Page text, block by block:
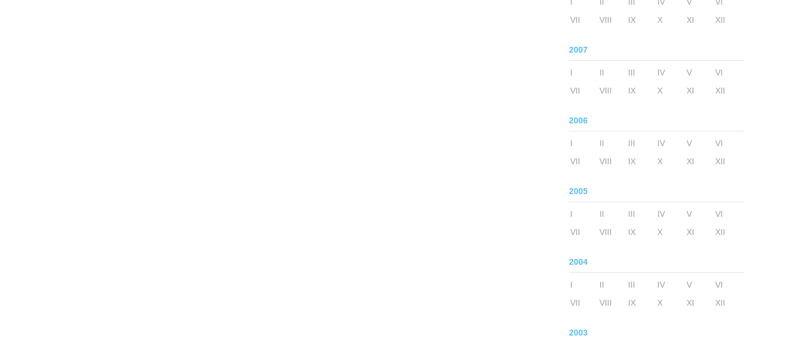
VII
VIII IX X XI XII
2007
I II III IV V
VI
VII
VIII IX X XI XII
2006
I II III IV V
VI
VII
VIII IX X XI XII
2005
I II III IV V
VI
VII
VIII IX X XI XII
2004
I II III IV V
VI
VII
VIII IX X XI XII
2003